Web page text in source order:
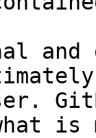
and
what